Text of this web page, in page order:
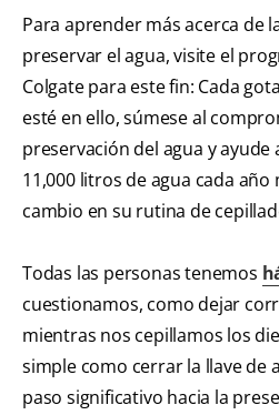
Para aprender más acerca de
preservar el agua, visite el
Colgate para este fin: Cada
esté en ello, súmese al
preservación del agua y
11,000 litros de agua cada
cambio en su rutina de
Todas las personas tenemos
cuestionamos, como dejar
mientras nos cepillamos los
simple como cerrar la llave de
paso significativo hacia la